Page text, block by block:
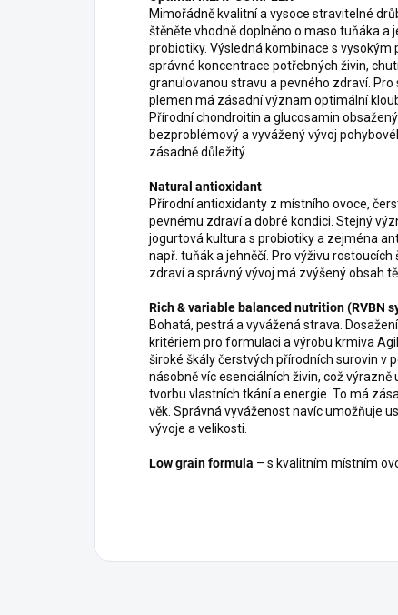
Mimořádně kvalitní a vysoce stravitelné
štěněte vhodně doplněno o maso tuňáka a
probiotiky. Výsledná kombinace s
správné koncentrace potřebných živin,
granulovanou stravu a pevného zdraví.
plemen má zásadní význam optimální
Přírodní chondroitin a glucosamin
bezproblémový a vyvážený vývoj
zásadně důležitý.
Natural antioxidant
Přírodní antioxidanty z místního ovoce,
pevnému zdraví a dobré kondici. Stejný
jogurtová kultura s probiotiky a zejména
např. tuňák a jehněčí. Pro výživu
zdraví a správný vývoj má zvýšený obsah
Rich & variable balanced nutrition (RVBN
Bohatá, pestrá a vyvážená strava.
kritériem pro formulaci a výrobu krmiva
široké škály čerstvých přírodních surovin v
násobně víc esenciálních živin, což
tvorbu vlastních tkání a energie. To má
věk. Správná vyváženost navíc umožňuje
vývoje a velikosti.
Low grain formula – s kvalitním místním